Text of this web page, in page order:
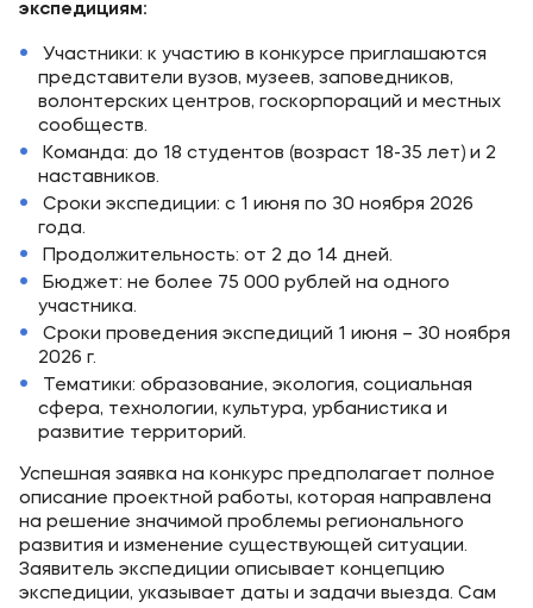
экспедициям:
Участники: к участию в конкурсе приглашаются
представители вузов, музеев, заповедников,
волонтерских центров, госкорпораций и местных
сообществ.
Команда: до 18 студентов (возраст 18-35 лет) и 2
наставников.
Сроки экспедиции: с 1 июня по 30 ноября 2026
года.
Продолжительность: от 2 до 14 дней.
Бюджет: не более 75 000 рублей на одного
участника.
Сроки проведения экспедиций 1 июня – 30 ноября
2026 г.
Тематики: образование, экология, социальная
сфера, технологии, культура, урбанистика и
развитие территорий.
Успешная заявка на конкурс предполагает полное
описание проектной работы, которая направлена
на решение значимой проблемы регионального
развития и изменение существующей ситуации.
Заявитель экспедиции описывает концепцию
экспедиции, указывает даты и задачи выезда. Сам